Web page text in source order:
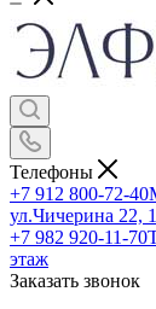
Телефоны
+7 912 800-72-40
ул.Чичерина 22,
+7 982 920-11-70
этаж
Заказать звонок